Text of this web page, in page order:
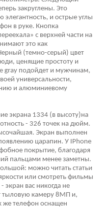
закруглены. Это
элегантность, и острые углы
в руке. Кнопка
с верхней части на
это как
(темно-серый) цвет
ценящие простоту и
gray подойдет и мужчинам,
универсальности,
и алюминиевому
экрана 1334 (в высоту)на
- 326 точек на дюйм.
Экран выполнен
царапин. У IPhone
покрытие, благодаря
пальцами менее заметны.
можно читать статьи
или смотреть фильмы
экран вас никогда не
тыловую камеру 8МП и,
же телефон оснащен